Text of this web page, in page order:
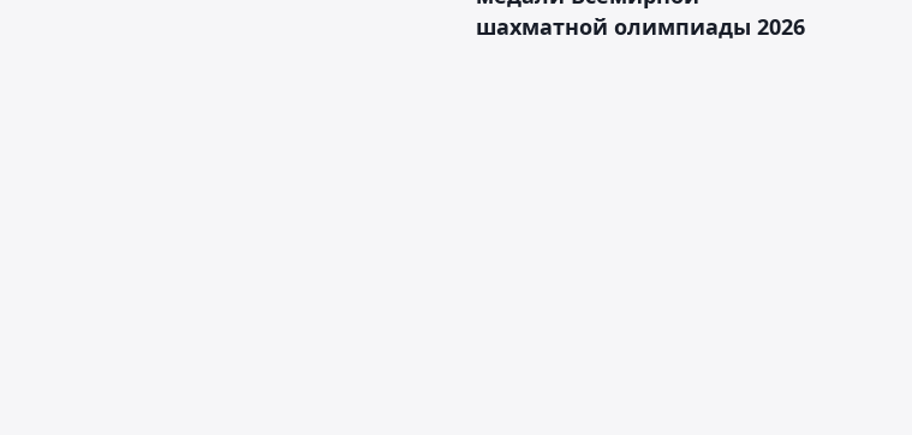
шахматной олимпиады 2026